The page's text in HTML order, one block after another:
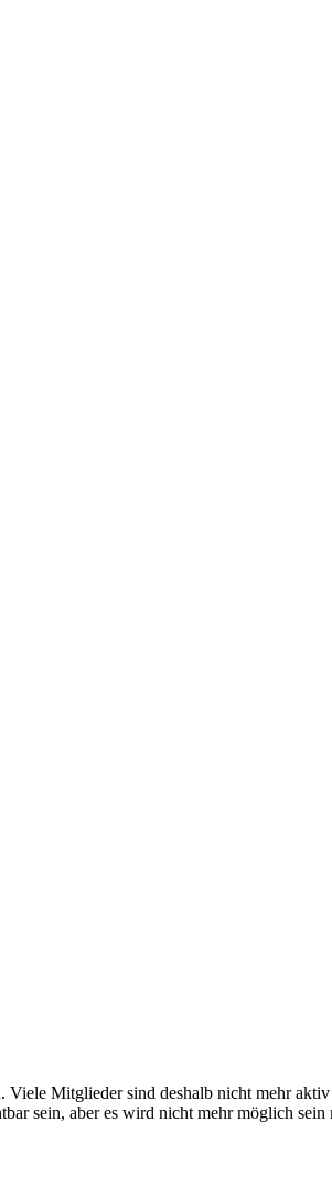
Mitglieder sind deshalb nicht mehr
sein, aber es wird nicht mehr möglich